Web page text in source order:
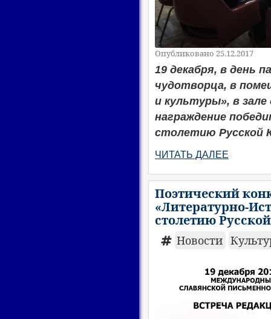
Опубликовано 25.12.2017
19 декабря, в день
чудотворца, в
и культуры», в
награждение
столетию Русской
ЧИТАТЬ ДАЛЕЕ
Поэтический
«Литературно-
столетию
Новости